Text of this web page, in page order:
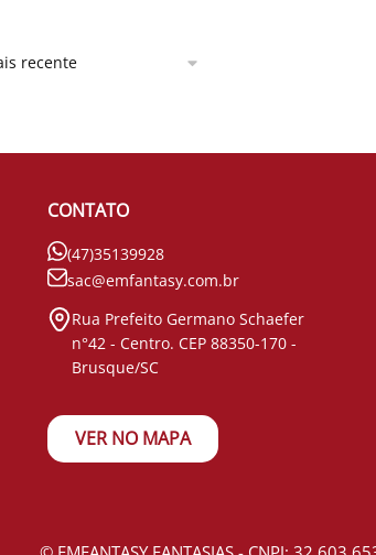
CONTATO
(47)35139928
sac@emfantasy.com.br
Rua Prefeito Germano Schaefer
n°42 - Centro. CEP 88350-170 -
Brusque/SC
VER NO MAPA